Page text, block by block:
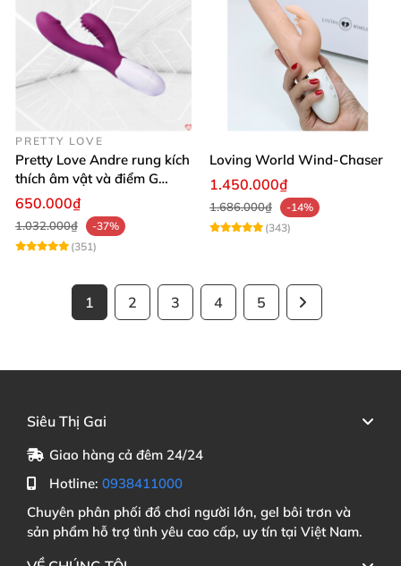
PRETTY LOVE
Pretty Love Andre rung kích
thích âm vật và điểm G
mạnh mẽ
650.000₫
1.032.000₫
-37%
(351)
Loving World Wind-Chaser
1.450.000₫
1.686.000₫
-14%
(343)
1 2 3 4 5
Siêu Thị Gai
Giao hàng cả đêm 24/24
Hotline: 0938411000
Chuyên phân phối đồ chơi người lớn, gel bôi trơn và
sản phẩm hỗ trợ tình yêu cao cấp, uy tín tại Việt Nam.